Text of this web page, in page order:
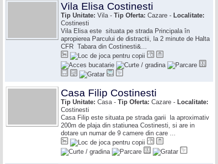
Vila Elisa Costinesti
Tip Unitate: Vila - Tip Oferta: Cazare - Localitate:
Costinesti
Vila Elisa este situata pe strada Principala în
apropierea Parcului de distractii, la 2 minute de Halta
CFR Tabara din Costinesti&...
Casa Filip Costinesti
Tip Unitate: Casa - Tip Oferta: Cazare - Localitate:
Costinesti
Casa Filip este situata pe strada garii la aproximativ
200m de plaja din statiunea Costinesti, si are in
dotare un numar de 9 camere din care ...